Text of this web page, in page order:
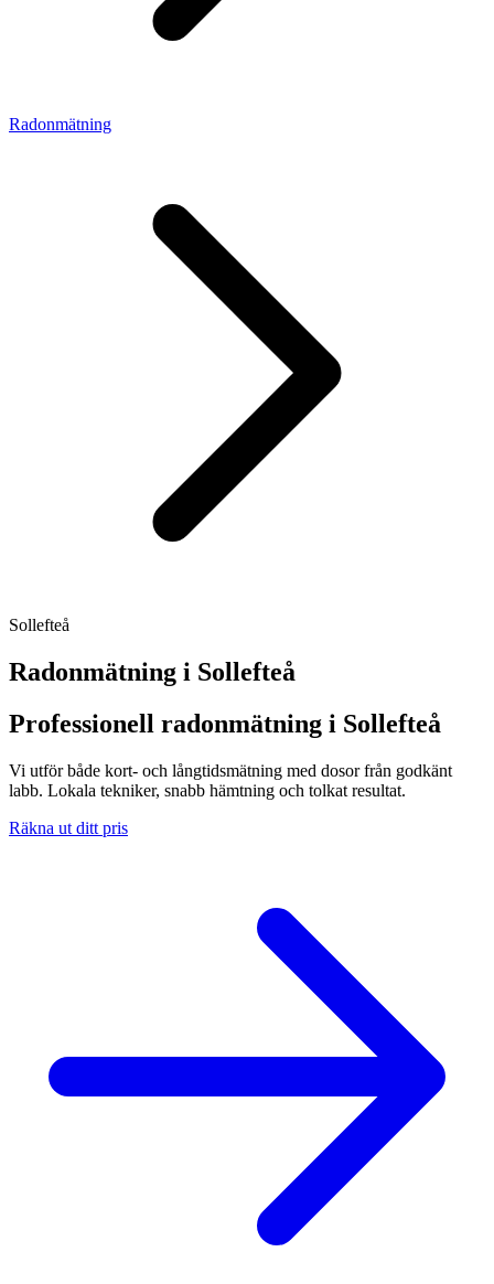
Radonmätning
Sollefteå
Radonmätning i Sollefteå
Professionell radonmätning i Sollefteå
Vi utför både kort- och långtidsmätning med dosor från godkänt
labb. Lokala tekniker, snabb hämtning och tolkat resultat.
Räkna ut ditt pris